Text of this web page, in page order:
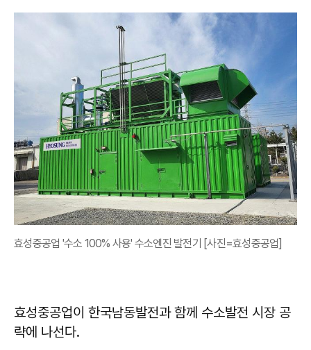
효성중공업 '수소 100% 사용' 수소엔진 발전기 [사진=효성중공업]
효성중공업이 한국남동발전과 함께 수소발전 시장 공
략에 나선다.